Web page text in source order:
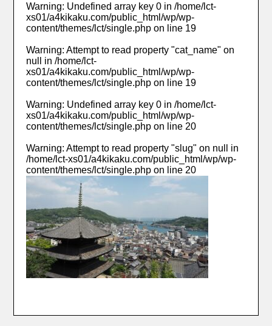
Warning: Undefined array key 0 in/home/lct-
xs01/a4kikaku.com/public_html/wp/wp-
content/themes/lct/single.php on line 19
Warning: Attempt to read property "cat_name" on
null in/home/lct-
xs01/a4kikaku.com/public_html/wp/wp-
content/themes/lct/single.php on line 19
Warning: Undefined array key 0 in/home/lct-
xs01/a4kikaku.com/public_html/wp/wp-
content/themes/lct/single.php on line 20
Warning: Attempt to read property "slug" on null in
/home/lct-xs01/a4kikaku.com/public_html/wp/wp-
content/themes/lct/single.php on line 20